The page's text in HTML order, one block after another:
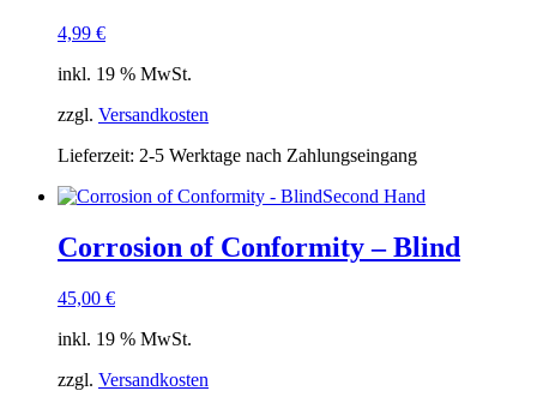
4,99 €
inkl. 19 % MwSt.
zzgl. Versandkosten
Lieferzeit: 2-5 Werktage nach Zahlungseingang
Second Hand
Corrosion of Conformity – Blind
45,00 €
inkl. 19 % MwSt.
zzgl. Versandkosten